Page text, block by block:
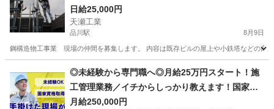
日給25,000円
天瀬工業
品川駅 8月9日
鋼構造物工事業 現場の仲間を募集します。 内容は既存ビルの屋上や小鉄塔などの高
品川駅 鳶職 スタッフ
◎未経験から専門職へ◎月給25万円スタート！施
工管理業務／イチからしっかり教えます！国家資
格取得支援あり！ 株式会社大志興業【施工管理-千
月給250,000円